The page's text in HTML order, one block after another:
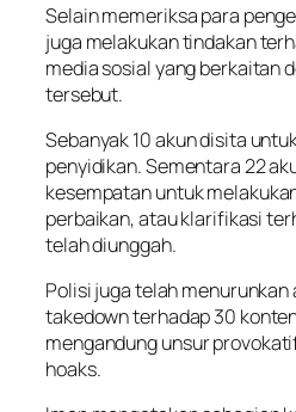
Selain memeriksa para
juga melakukan tindakan
media sosial yang berkaitan
tersebut.
Sebanyak 10 akun disita
penyidikan. Sementara 22
kesempatan untuk
perbaikan, atau klarifikasi
telah diunggah.
Polisi juga telah
takedown terhadap 30
mengandung unsur
hoaks.